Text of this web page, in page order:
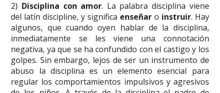
2) Disciplina con amor. La palabra disciplina viene
del latín discipline, y significa enseñaro instruir. Hay
algunos, que cuando oyen hablar de la disciplina,
inmediatamente se les viene una connotación
negativa, ya que se ha confundido con el castigo y los
golpes. Sin embargo, lejos de ser un instrumento de
abuso la disciplina es un elemento esencial para
regular los comportamientos impulsivos y agresivos